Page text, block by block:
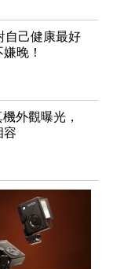
自己健康最好
晚！
外觀曝光，
容